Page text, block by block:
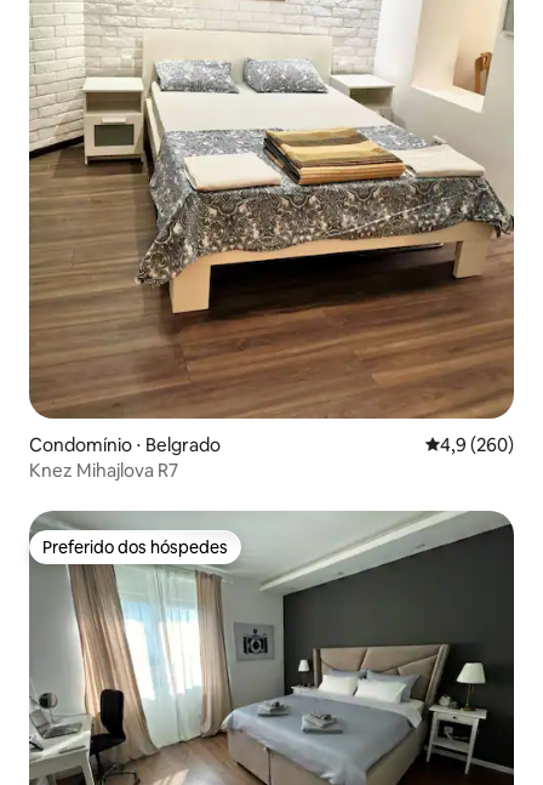
Condomínio ⋅ Belgrado 4,9 de uma
4,9 (260)
Knez Mihajlova R7
Preferido dos hóspedes
Preferido dos hóspedes